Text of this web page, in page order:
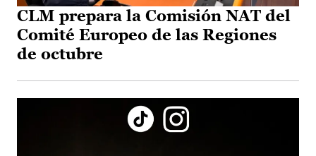
CLM prepara la Comisión NAT del
Comité Europeo de las Regiones
de octubre